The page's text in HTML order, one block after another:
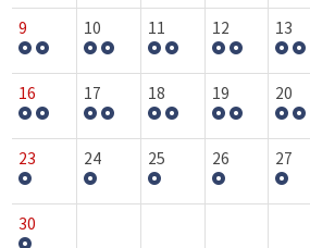
9 10 11 12 13
16 17 18 19 20
23 24 25 26 27
30